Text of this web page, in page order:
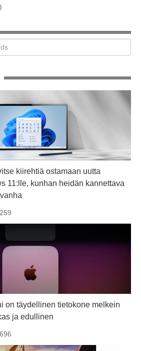
kiirehtiä ostamaan uutta
11:lle, kunhan heidän kannettava
on täydellinen tietokone melkein
ja edullinen